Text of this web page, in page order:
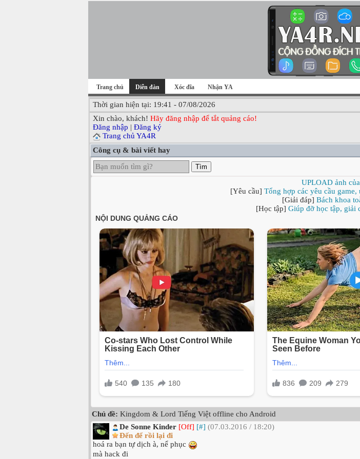
Trang chủ Diễn đàn Xóc đĩa Nhận YA
Thời gian hiện tại: 19:41 - 07/08/2026
Xin chào, khách! Hãy đăng nhập để tắt quảng cáo!
Đăng nhập | Đăng ký
Trang chủ YA4R
Công cụ & bài viết hay
Tìm
UPLOAD ảnh
[Yêu cầu] Tổng hợp các yêu cầu
[Giải đáp] Bách khoa
[Học tập] Giúp đỡ học tập, giải
Chủ đề: Kingdom & Lord Tiếng Việt offline cho Android
De Sonne Kinder [Off] [#] (07.03.2016 / 18:20)
Đến để rồi lại đi
hoá ra bạn tự dịch à, nể phục
mà hack đi